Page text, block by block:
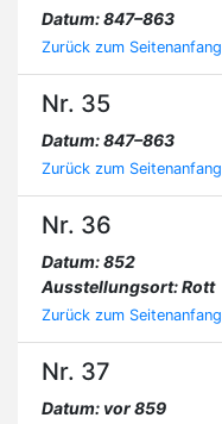
Datum: 847–863
Zurück zum Seitenanfang
Nr. 35
Datum: 847–863
Zurück zum Seitenanfang
Nr. 36
Datum: 852
Ausstellungsort: Rott
Zurück zum Seitenanfang
Nr. 37
Datum: vor 859